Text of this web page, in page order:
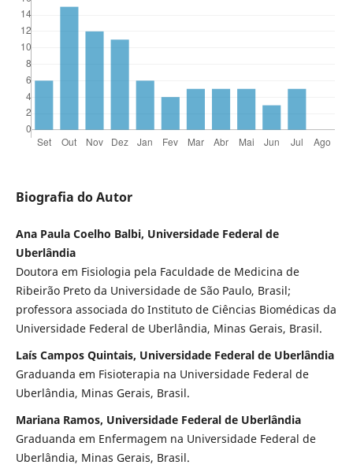
Biografia do Autor
Ana Paula Coelho Balbi, Universidade Federal de
Uberlândia
Doutora em Fisiologia pela Faculdade de Medicina de
Ribeirão Preto da Universidade de São Paulo, Brasil;
professora associada do Instituto de Ciências Biomédicas da
Universidade Federal de Uberlândia, Minas Gerais, Brasil.
Laís Campos Quintais, Universidade Federal de Uberlândia
Graduanda em Fisioterapia na Universidade Federal de
Uberlândia, Minas Gerais, Brasil.
Mariana Ramos, Universidade Federal de Uberlândia
Graduanda em Enfermagem na Universidade Federal de
Uberlândia, Minas Gerais, Brasil.